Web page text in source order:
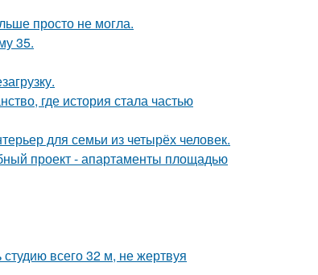
просто не могла.
35.
где история стала частью
для семьи из четырёх человек.
проект - апартаменты площадью
всего 32 м, не жертвуя